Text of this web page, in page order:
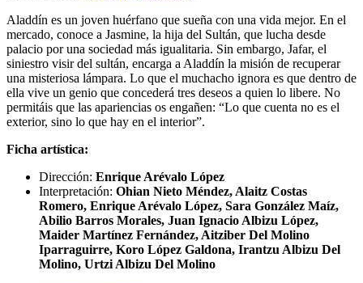
Aladdín es un joven huérfano que sueña con una vida mejor. En el
mercado, conoce a Jasmine, la hija del Sultán, que lucha desde
palacio por una sociedad más igualitaria. Sin embargo, Jafar, el
siniestro visir del sultán, encarga a Aladdín la misión de recuperar
una misteriosa lámpara. Lo que el muchacho ignora es que dentro de
ella vive un genio que concederá tres deseos a quien lo libere. No
permitáis que las apariencias os engañen: “Lo que cuenta no es el
exterior, sino lo que hay en el interior”.
Ficha artística:
Dirección: Enrique Arévalo López
Interpretación: Ohian Nieto Méndez, Alaitz Costas
Romero, Enrique Arévalo López, Sara González Maíz,
Abilio Barros Morales, Juan Ignacio Albizu López,
Maider Martínez Fernández, Aitziber Del Molino
Iparraguirre, Koro López Galdona, Irantzu Albizu Del
Molino, Urtzi Albizu Del Molino